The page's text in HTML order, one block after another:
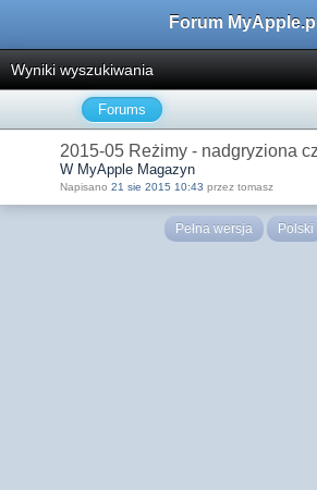
Forum MyApple.pl
Wyniki wyszukiwania
Forums
2015-05 Reżimy - nadgryziona
W MyApple Magazyn
Napisano 21 sie 2015 10:43 przez tomasz
Pełna wersja Polski